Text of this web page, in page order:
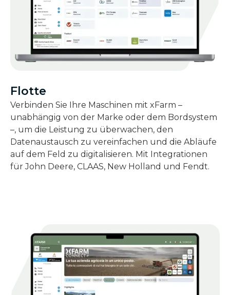
Flotte
Verbinden Sie Ihre Maschinen mit xFarm –
unabhängig von der Marke oder dem Bordsystem
–, um die Leistung zu überwachen, den
Datenaustausch zu vereinfachen und die Abläufe
auf dem Feld zu digitalisieren. Mit Integrationen
für John Deere, CLAAS, New Holland und Fendt.